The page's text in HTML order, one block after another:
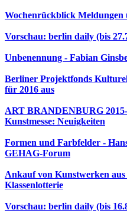
Wochenrückblick Meldungen
Vorschau: berlin daily (bis
Unbenennung - Fabian
Berliner Projektfonds
für 2016 aus
ART BRANDENBURG
Kunstmesse: Neuigkeiten
Formen und Farbfelder -
GEHAG-Forum
Ankauf von Kunstwerken
Klassenlotterie
Vorschau: berlin daily (bis